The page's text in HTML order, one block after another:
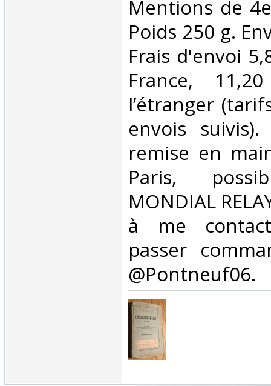
Mentions de
Poids 250 g.
Frais d'envoi
France,
l’étranger
envois
remise en
Paris,
MONDIAL
à me
passer
@Pontneuf06.‎